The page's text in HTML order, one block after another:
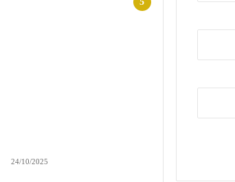
24/10/2025